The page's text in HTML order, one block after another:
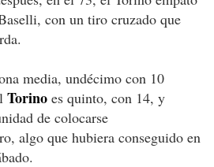
con un tiro cruzado que
media, undécimo con 10
Torino es quinto, con 14, y
de colocarse
algo que hubiera conseguido en